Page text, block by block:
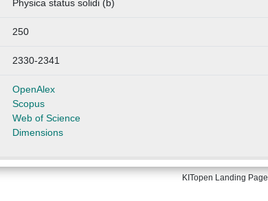
Physica status solidi (b)
250
2330-2341
OpenAlex
Scopus
Web of Science
Dimensions
KITopen Landing Page